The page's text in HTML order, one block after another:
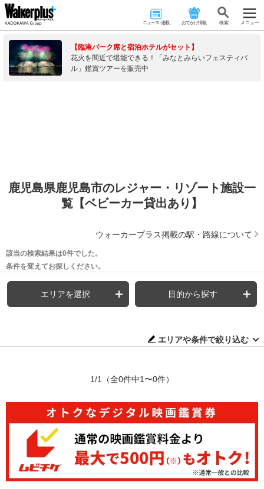
ニュース･連載 おでかけ情報 検 索 メニュー
【臨港パーク席と宿泊ホテルがセット】
花火を間近で堪能できる！「みなとみらいフェスティバ
ル」鑑賞ツアーを販売中
鹿児島県鹿児島市のレジャー・リゾート施設一
覧【ベビーカー貸出あり】
ウォーカープラス掲載の駅・路線について
該当の検索結果は0件でした。
条件を変えてお探しください。
エリアを選択 目的から探す
エリアや条件で絞り込む
1/1 （全0件中1〜0件）